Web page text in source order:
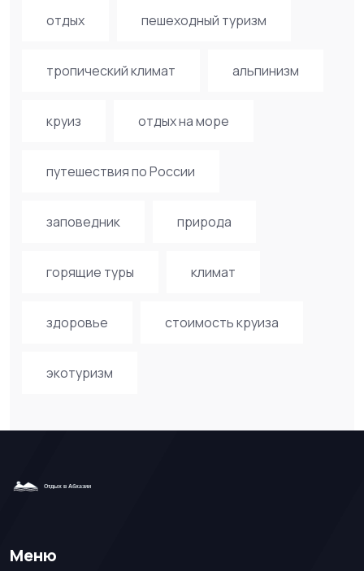
отдых пешеходный туризм
тропический климат альпинизм
круиз отдых на море
путешествия по России
заповедник природа
горящие туры климат
здоровье стоимость круиза
экотуризм
Меню